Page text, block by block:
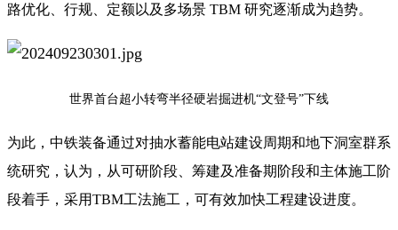
路优化、行规、定额以及多场景 TBM 研究逐渐成为趋势。
世界首台超小转弯半径硬岩掘进机“文登号”下线
为此，中铁装备通过对抽水蓄能电站建设周期和地下洞室群系
统研究，认为，从可研阶段、筹建及准备期阶段和主体施工阶
段着手，采用TBM工法施工，可有效加快工程建设进度。